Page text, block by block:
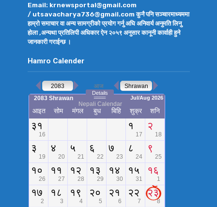
Email: krnewsportal@gmail.com
/ utsavacharya736@gmail.com कुनै पनि सञ्चारमाध्यममा
हाम्रो समाचार वा अन्य सामग्रीको प्रयोग गर्नु अघि अनिवार्य अनुमति लिनु
होला ,अन्यथा प्रतिलिपी अधिकार ऐन २०५९ अनुसार कानूनी कार्वाही हुने
जानकारी गराईन्छ ।
Hamro Calender